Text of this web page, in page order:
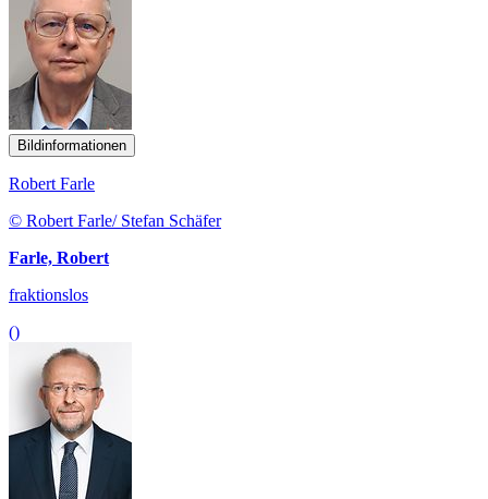
Bildinformationen
Robert Farle
© Robert Farle/ Stefan Schäfer
Farle, Robert
fraktionslos
()